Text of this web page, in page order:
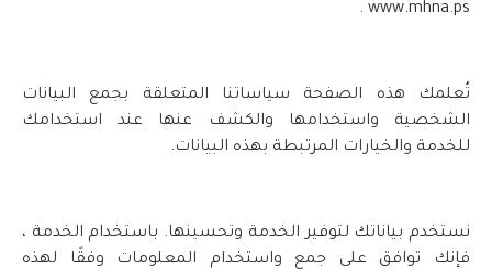
www.mhna.ps .
تُعلمك هذه الصفحة سياساتنا المتعلقة بجمع البيانات
الشخصية واستخدامها والكشف عنها عند استخدامك
للخدمة والخيارات المرتبطة بهذه البيانات.
نستخدم بياناتك لتوفير الخدمة وتحسينها. باستخدام الخدمة ،
فإنك توافق على جمع واستخدام المعلومات وفقًا لهذه